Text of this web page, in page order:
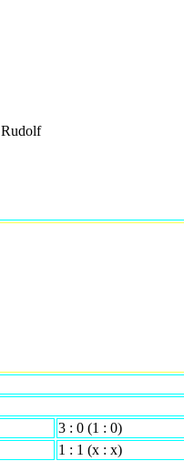
3 : 0 (1 : 0)
1 : 1 (x : x)